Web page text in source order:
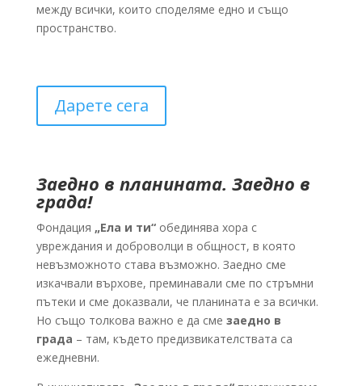
между всички, които споделяме едно и също
пространство.
Дарете сега
Заедно в планината. Заедно в
града!
Фондация „Ела и ти“обединява хора с
увреждания и доброволци в общност, в която
невъзможното става възможно. Заедно сме
изкачвали върхове, преминавали сме по стръмни
пътеки и сме доказвали, че планината е за всички.
Но също толкова важно е да сме заедно в
града – там, където предизвикателствата са
ежедневни.